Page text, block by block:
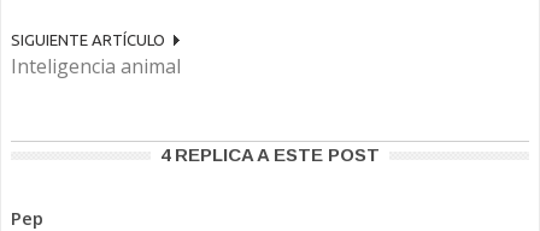
SIGUIENTE ARTÍCULO
Inteligencia animal
4 REPLICA A ESTE POST
Pep